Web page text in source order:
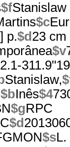
$fStanislaw
$c
p.$d 23 cm
$v
Stanislaw,
$bInês$4
$gRPC
$d
$sL.